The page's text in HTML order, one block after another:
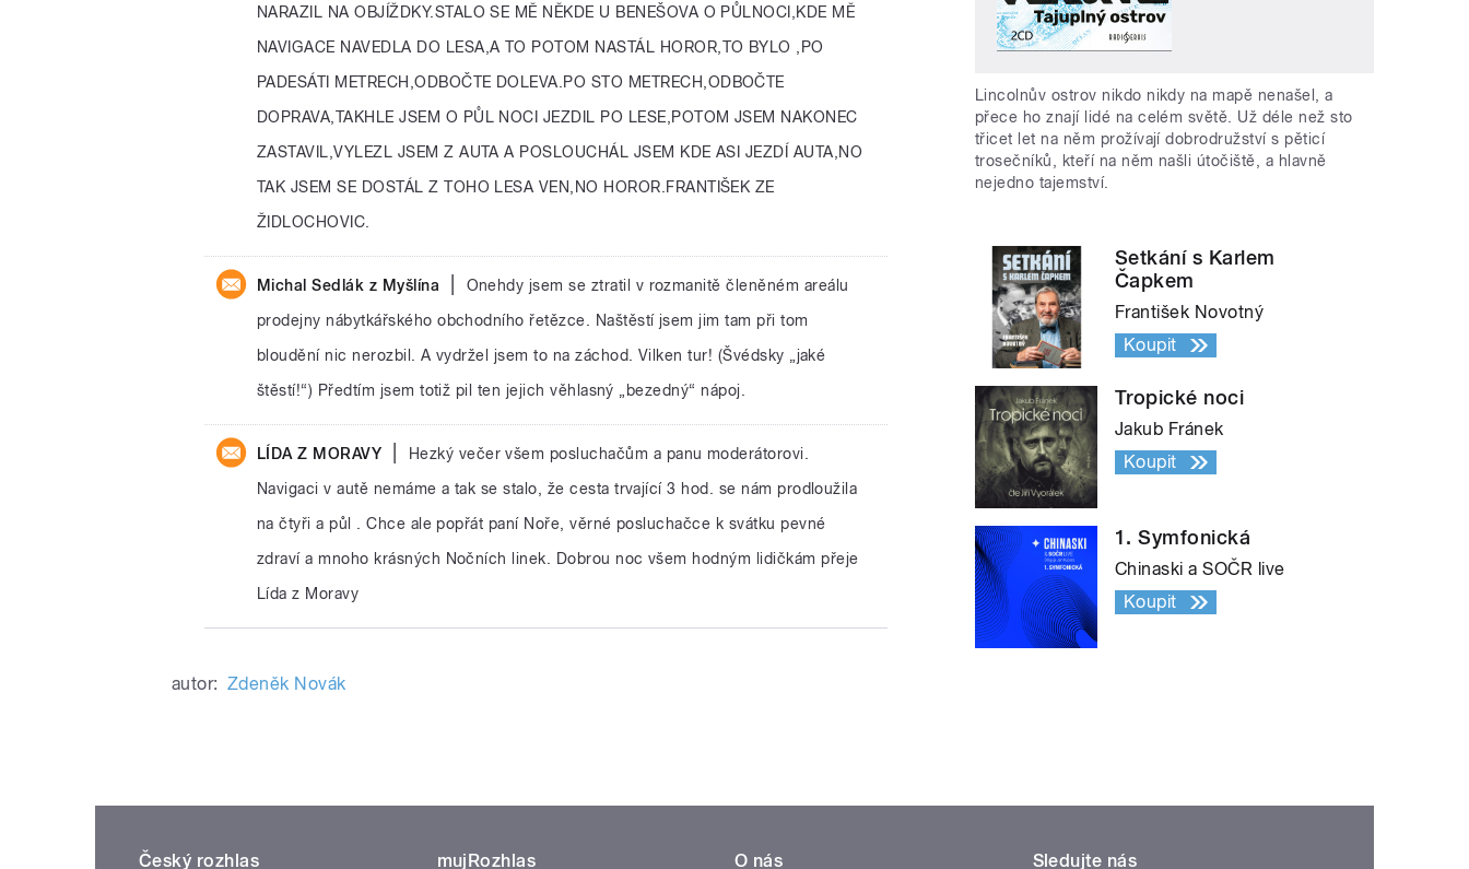
NARAZIL NA OBJÍŽDKY.STALO SE MĚ NĚKDE U BENEŠOVA O PŮLNOCI,KDE MĚ
NAVIGACE NAVEDLA DO LESA,A TO POTOM NASTÁL HOROR,TO BYLO ,PO
PADESÁTI METRECH,ODBOČTE DOLEVA.PO STO METRECH,ODBOČTE
DOPRAVA,TAKHLE JSEM O PŮL NOCI JEZDIL PO LESE,POTOM JSEM NAKONEC
ZASTAVIL,VYLEZL JSEM Z AUTA A POSLOUCHÁL JSEM KDE ASI JEZDÍ AUTA,NO
TAK JSEM SE DOSTÁL Z TOHO LESA VEN,NO HOROR.FRANTIŠEK ZE
ŽIDLOCHOVIC.
Michal Sedlák z Myšlína
Onehdy jsem se ztratil v rozmanitě členěném areálu
prodejny nábytkářského obchodního řetězce. Naštěstí jsem jim tam při tom
bloudění nic nerozbil. A vydržel jsem to na záchod. Vilken tur! (Švédsky „jaké
štěstí!“) Předtím jsem totiž pil ten jejich věhlasný „bezedný“ nápoj.
LÍDA Z MORAVY
Hezký večer všem posluchačům a panu moderátorovi.
Navigaci v autě nemáme a tak se stalo, že cesta trvající 3 hod. se nám prodloužila
na čtyři a půl . Chce ale popřát paní Noře, věrné posluchačce k svátku pevné
zdraví a mnoho krásných Nočních linek. Dobrou noc všem hodným lidičkám přeje
Lída z Moravy
autor: Zdeněk Novák
Lincolnův ostrov nikdo nikdy na mapě nenašel, a
přece ho znají lidé na celém světě. Už déle než sto
třicet let na něm prožívají dobrodružství s pěticí
trosečníků, kteří na něm našli útočiště, a hlavně
nejedno tajemství.
Setkání s Karlem
Čapkem
František Novotný
Koupit
Tropické noci
Jakub Fránek
Koupit
1. Symfonická
Chinaski a SOČR live
Koupit
Český rozhlas mujRozhlas O nás Sledujte nás